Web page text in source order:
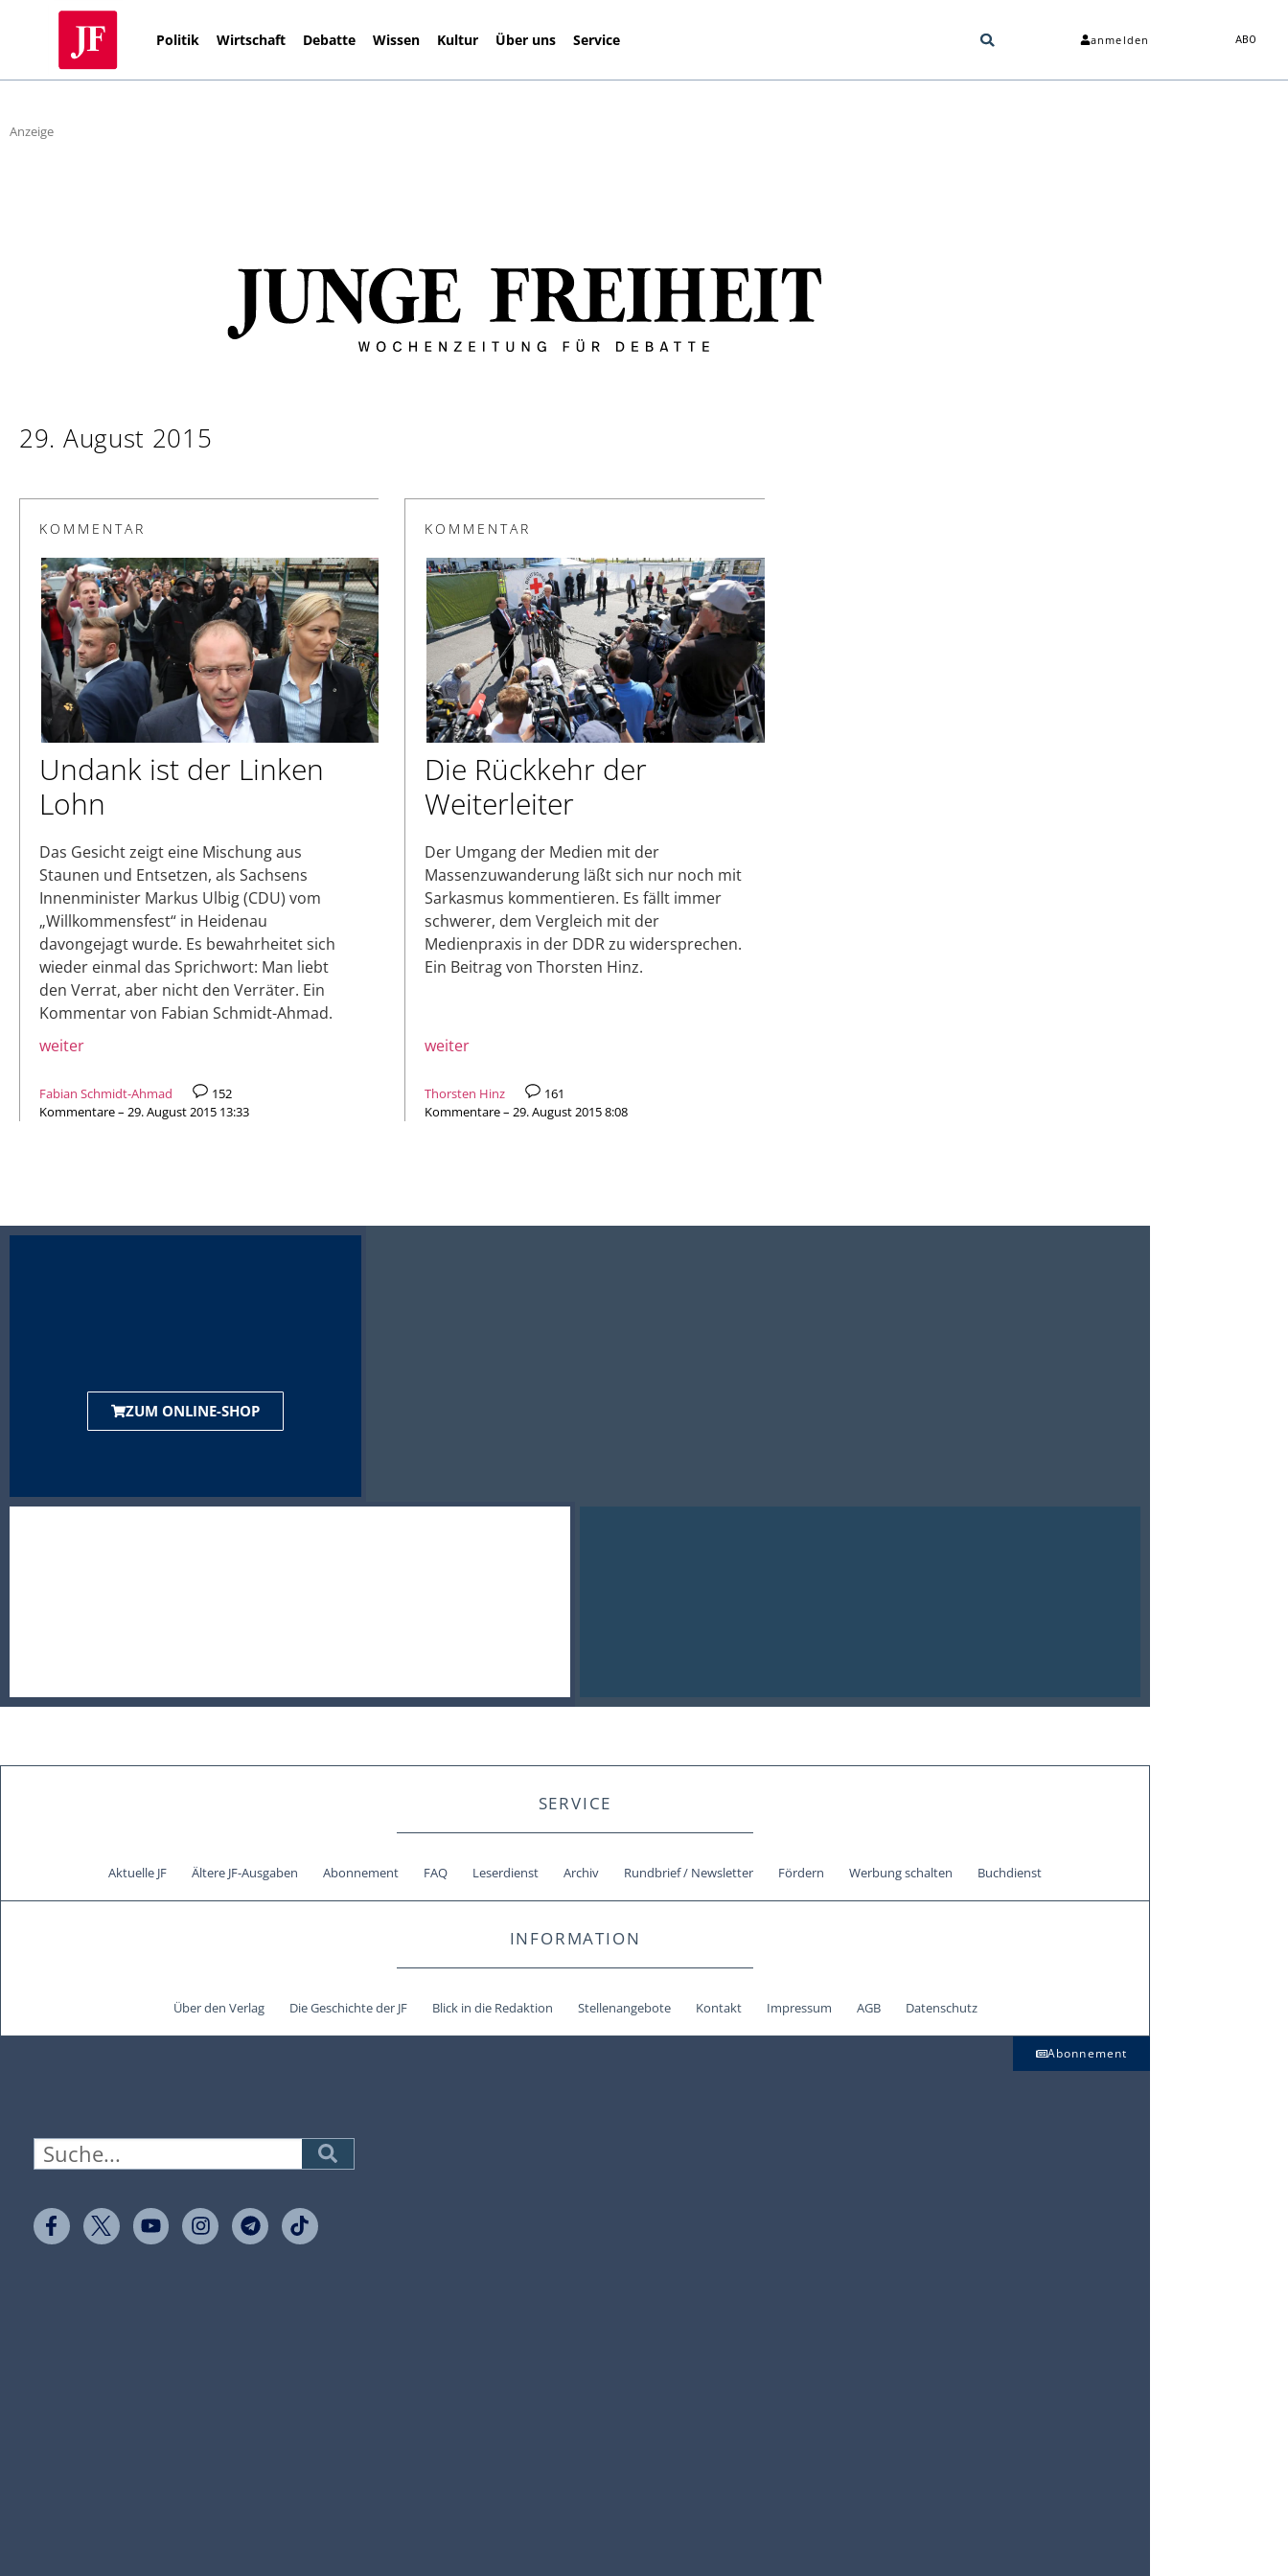
Politik Wirtschaft Debatte Wissen Kultur Über uns Service anmelden ABO
Anzeige
29. August 2015
KOMMENTAR
Undank ist der Linken
Lohn
Das Gesicht zeigt eine Mischung aus
Staunen und Entsetzen, als Sachsens
Innenminister Markus Ulbig (CDU) vom
„Willkommensfest“ in Heidenau
davongejagt wurde. Es bewahrheitet sich
wieder einmal das Sprichwort: Man liebt
den Verrat, aber nicht den Verräter. Ein
Kommentar von Fabian Schmidt-Ahmad.
weiter
Fabian Schmidt-Ahmad
152
Kommentare – 29. August 2015 13:33
KOMMENTAR
Die Rückkehr der
Weiterleiter
Der Umgang der Medien mit der
Massenzuwanderung läßt sich nur noch mit
Sarkasmus kommentieren. Es fällt immer
schwerer, dem Vergleich mit der
Medienpraxis in der DDR zu widersprechen.
Ein Beitrag von Thorsten Hinz.
weiter
Thorsten Hinz
161
Kommentare – 29. August 2015 8:08
ZUM ONLINE-SHOP
SERVICE
Aktuelle JF Ältere JF-Ausgaben Abonnement FAQ Leserdienst Archiv Rundbrief / Newsletter Fördern Werbung schalten Buchdienst
INFORMATION
Über den Verlag Die Geschichte der JF Blick in die Redaktion Stellenangebote Kontakt Impressum AGB Datenschutz
Abonnement